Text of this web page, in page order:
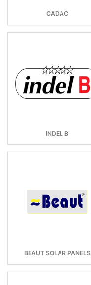
CADAC
INDEL B
BEAUT SOLAR PANELS